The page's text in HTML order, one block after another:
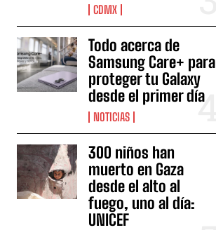
CDMX
Todo acerca de
Samsung Care+ para
proteger tu Galaxy
desde el primer día
NOTICIAS
300 niños han
muerto en Gaza
desde el alto al
fuego, uno al día:
UNICEF